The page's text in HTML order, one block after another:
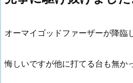
オーマイゴッドファーザーが降臨
悔しいですが他に打てる台も無か